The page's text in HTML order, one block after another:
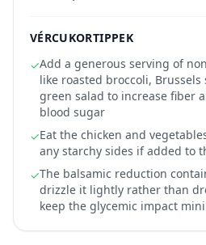
VÉRCUKORTIPPEK
✓Add a generous serving of
like roasted broccoli,
green salad to increase fiber
blood sugar
✓Eat the chicken and
any starchy sides if added to
✓The balsamic reduction
drizzle it lightly rather than
keep the glycemic impact